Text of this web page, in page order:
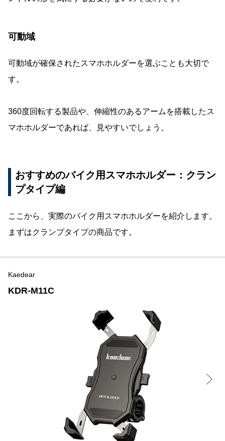
可動域
可動域が確保されたスマホホルダーを選ぶことも大切で
す。
360度回転する製品や、伸縮性のあるアームを搭載したス
マホホルダーであれば、見やすいでしょう。
おすすめのバイク用スマホホルダー：クラン
プタイプ編
ここから、実際のバイク用スマホホルダーを紹介します。
まずはクランプタイプの商品です。
Kaedear
KDR-M11C